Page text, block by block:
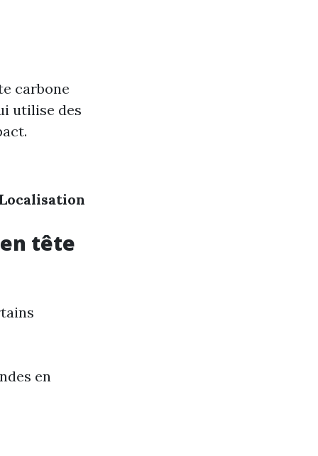
carbone
utilise des
Localisation
tête
en